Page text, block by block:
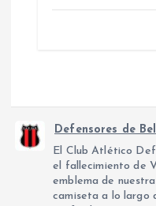
Defensores de
El Club Atlético
el fallecimiento de
emblema de
camiseta a lo largo